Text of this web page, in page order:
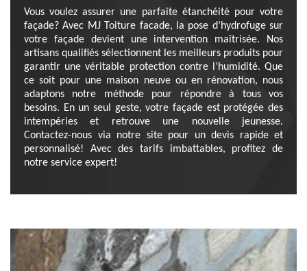
Vous voulez assurer une parfaite étanchéité pour votre
façade? Avec MJ Toiture facade, la pose d’hydrofuge sur
votre façade devient une intervention maîtrisée. Nos
artisans qualifiés sélectionnent les meilleurs produits pour
garantir une véritable protection contre l’humidité. Que
ce soit pour une maison neuve ou en rénovation, nous
adaptons notre méthode pour répondre à tous vos
besoins. En un seul geste, votre façade est protégée des
intempéries et retrouve une nouvelle jeunesse.
Contactez-nous via notre site pour un devis rapide et
personnalisé! Avec des tarifs imbattables, profitez de
notre service expert!